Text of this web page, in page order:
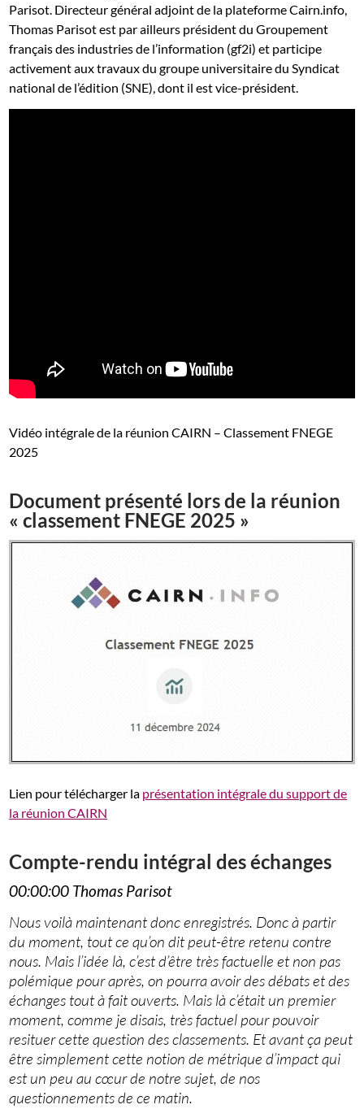
Parisot. Directeur général adjoint de la plateforme Cairn.info,
Thomas Parisot est par ailleurs président du Groupement
français des industries de l’information (gf2i) et participe
activement aux travaux du groupe universitaire du Syndicat
national de l’édition (SNE), dont il est vice-président.
Vidéo intégrale de la réunion CAIRN – Classement FNEGE
2025
Document présenté lors de la réunion
« classement FNEGE 2025 »
Lien pour télécharger la présentation intégrale du support de
la réunion CAIRN
Compte-rendu intégral des échanges
00:00:00 Thomas Parisot
Nous voilà maintenant donc enregistrés. Donc à partir
du moment, tout ce qu’on dit peut-être retenu contre
nous. Mais l’idée là, c’est d’être très factuelle et non pas
polémique pour après, on pourra avoir des débats et des
échanges tout à fait ouverts. Mais là c’était un premier
moment, comme je disais, très factuel pour pouvoir
resituer cette question des classements. Et avant ça peut
être simplement cette notion de métrique d’impact qui
est un peu au cœur de notre sujet, de nos
questionnements de ce matin.